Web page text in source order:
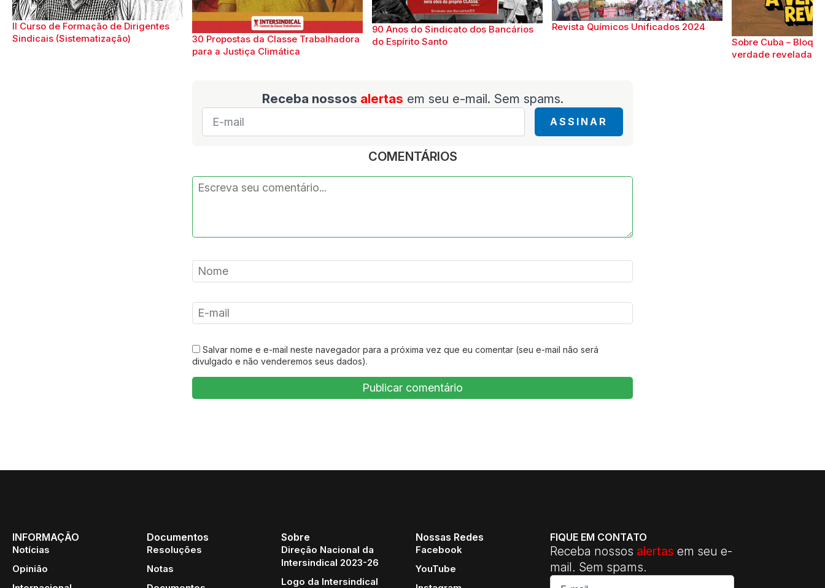
II Curso de Formação de Dirigentes
Sindicais (Sistematização)
30 Propostas da Classe Trabalhadora
para a Justiça Climática
90 Anos do Sindicato dos Bancários
do Espírito Santo
Revista Químicos Unificados 2024
Sobre Cuba –
verdade revelada
Receba nossos alertas em seu e-mail. Sem spams.
E-
mail
ASSINAR
COMENTÁRIOS
Salvar nome e e-mail neste navegador para a próxima vez que eu comentar (seu e-mail não será
divulgado e não venderemos seus dados).
INFORMAÇÃO
Notícias
Opinião
Documentos
Resoluções
Notas
Sobre
Direção Nacional da
Intersindical 2023-26
Logo da Intersindical
Nossas Redes
Facebook
YouTube
FIQUE EM CONTATO
Receba nossos alertas em seu e-
mail. Sem spams.
E-